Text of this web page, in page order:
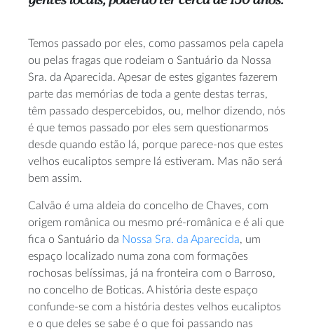
Temos passado por eles, como passamos pela capela
ou pelas fragas que rodeiam o Santuário da Nossa
Sra. da Aparecida. Apesar de estes gigantes fazerem
parte das memórias de toda a gente destas terras,
têm passado despercebidos, ou, melhor dizendo, nós
é que temos passado por eles sem questionarmos
desde quando estão lá, porque parece-nos que estes
velhos eucaliptos sempre lá estiveram. Mas não será
bem assim.
Calvão é uma aldeia do concelho de Chaves, com
origem românica ou mesmo pré-românica e é ali que
fica o Santuário da Nossa Sra. da Aparecida, um
espaço localizado numa zona com formações
rochosas belíssimas, já na fronteira com o Barroso,
no concelho de Boticas. A história deste espaço
confunde-se com a história destes velhos eucaliptos
e o que deles se sabe é o que foi passando nas